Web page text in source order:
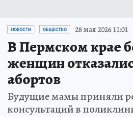
НОВОСТИ ОБЩЕСТВО 28 мая 2026 11:01
В Пермском крае
женщин
абортов
Будущие мамы приняли
консультаций в